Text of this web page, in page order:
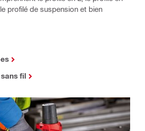
profilé de suspension et bien
fil